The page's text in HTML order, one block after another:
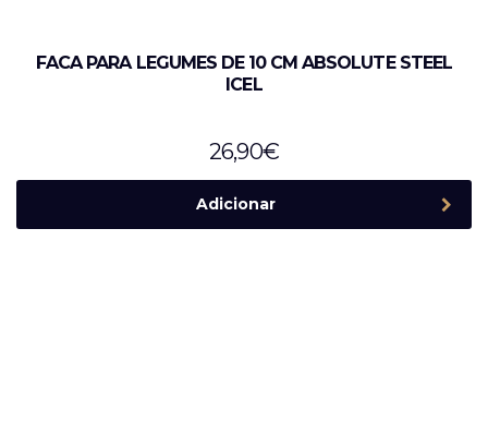
FACA PARA LEGUMES DE 10 CM ABSOLUTE STEEL
ICEL
26,90€
Adicionar